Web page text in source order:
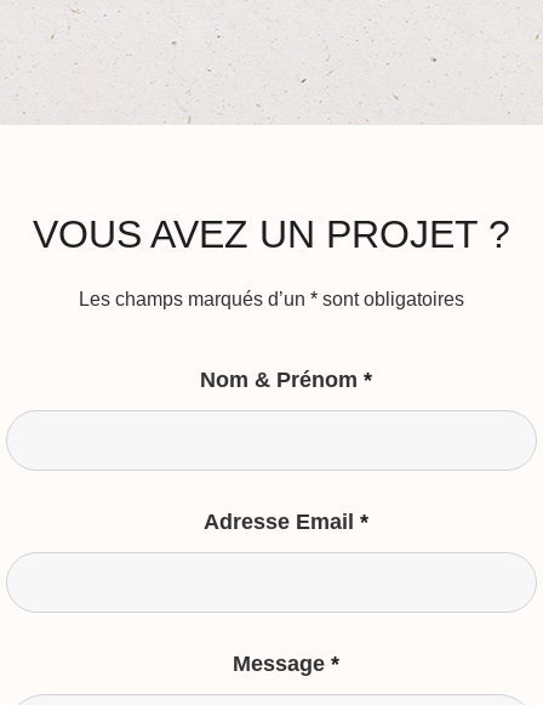
VOUS AVEZ UN PROJET ?
Les champs marqués d’un * sont obligatoires
Nom & Prénom *
Adresse Email *
Message *